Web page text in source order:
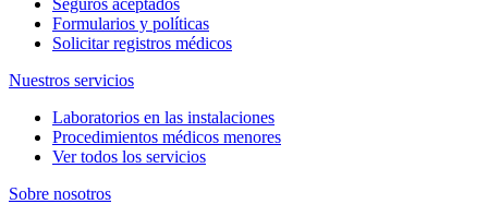
Formularios y políticas
Solicitar registros médicos
Nuestros servicios
Laboratorios en las instalaciones
Procedimientos médicos menores
Ver todos los servicios
Sobre nosotros